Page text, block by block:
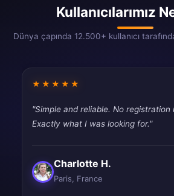
Kullanıcılarımız
Dünya çapında 12.500+ kullanıcı
★★★★★
"Simple and reliable. No registration
Exactly what I was looking for."
Charlotte H.
Paris, France